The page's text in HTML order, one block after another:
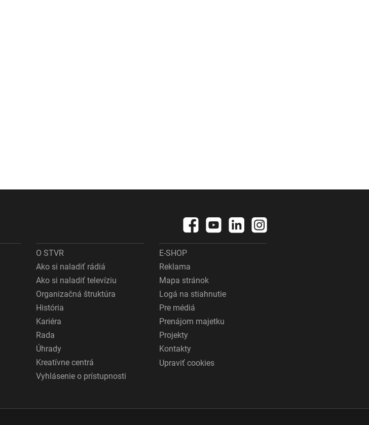
O STVR
Ako si naladiť rádiá
Ako si naladiť televíziu
Organizačná štruktúra
História
Kariéra
Rada
Úhrady
Kreatívne centrá
Vyhlásenie o prístupnosti
E-SHOP
Reklama
Mapa stránok
Logá na stiahnutie
Pre médiá
Prenájom majetku
Projekty
Kontakty
Upraviť cookies